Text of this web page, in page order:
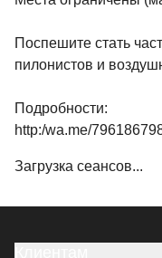
Поспешите стать
пилонистов и
Подробности:
http:/wa.me/
Загрузка сеансов...